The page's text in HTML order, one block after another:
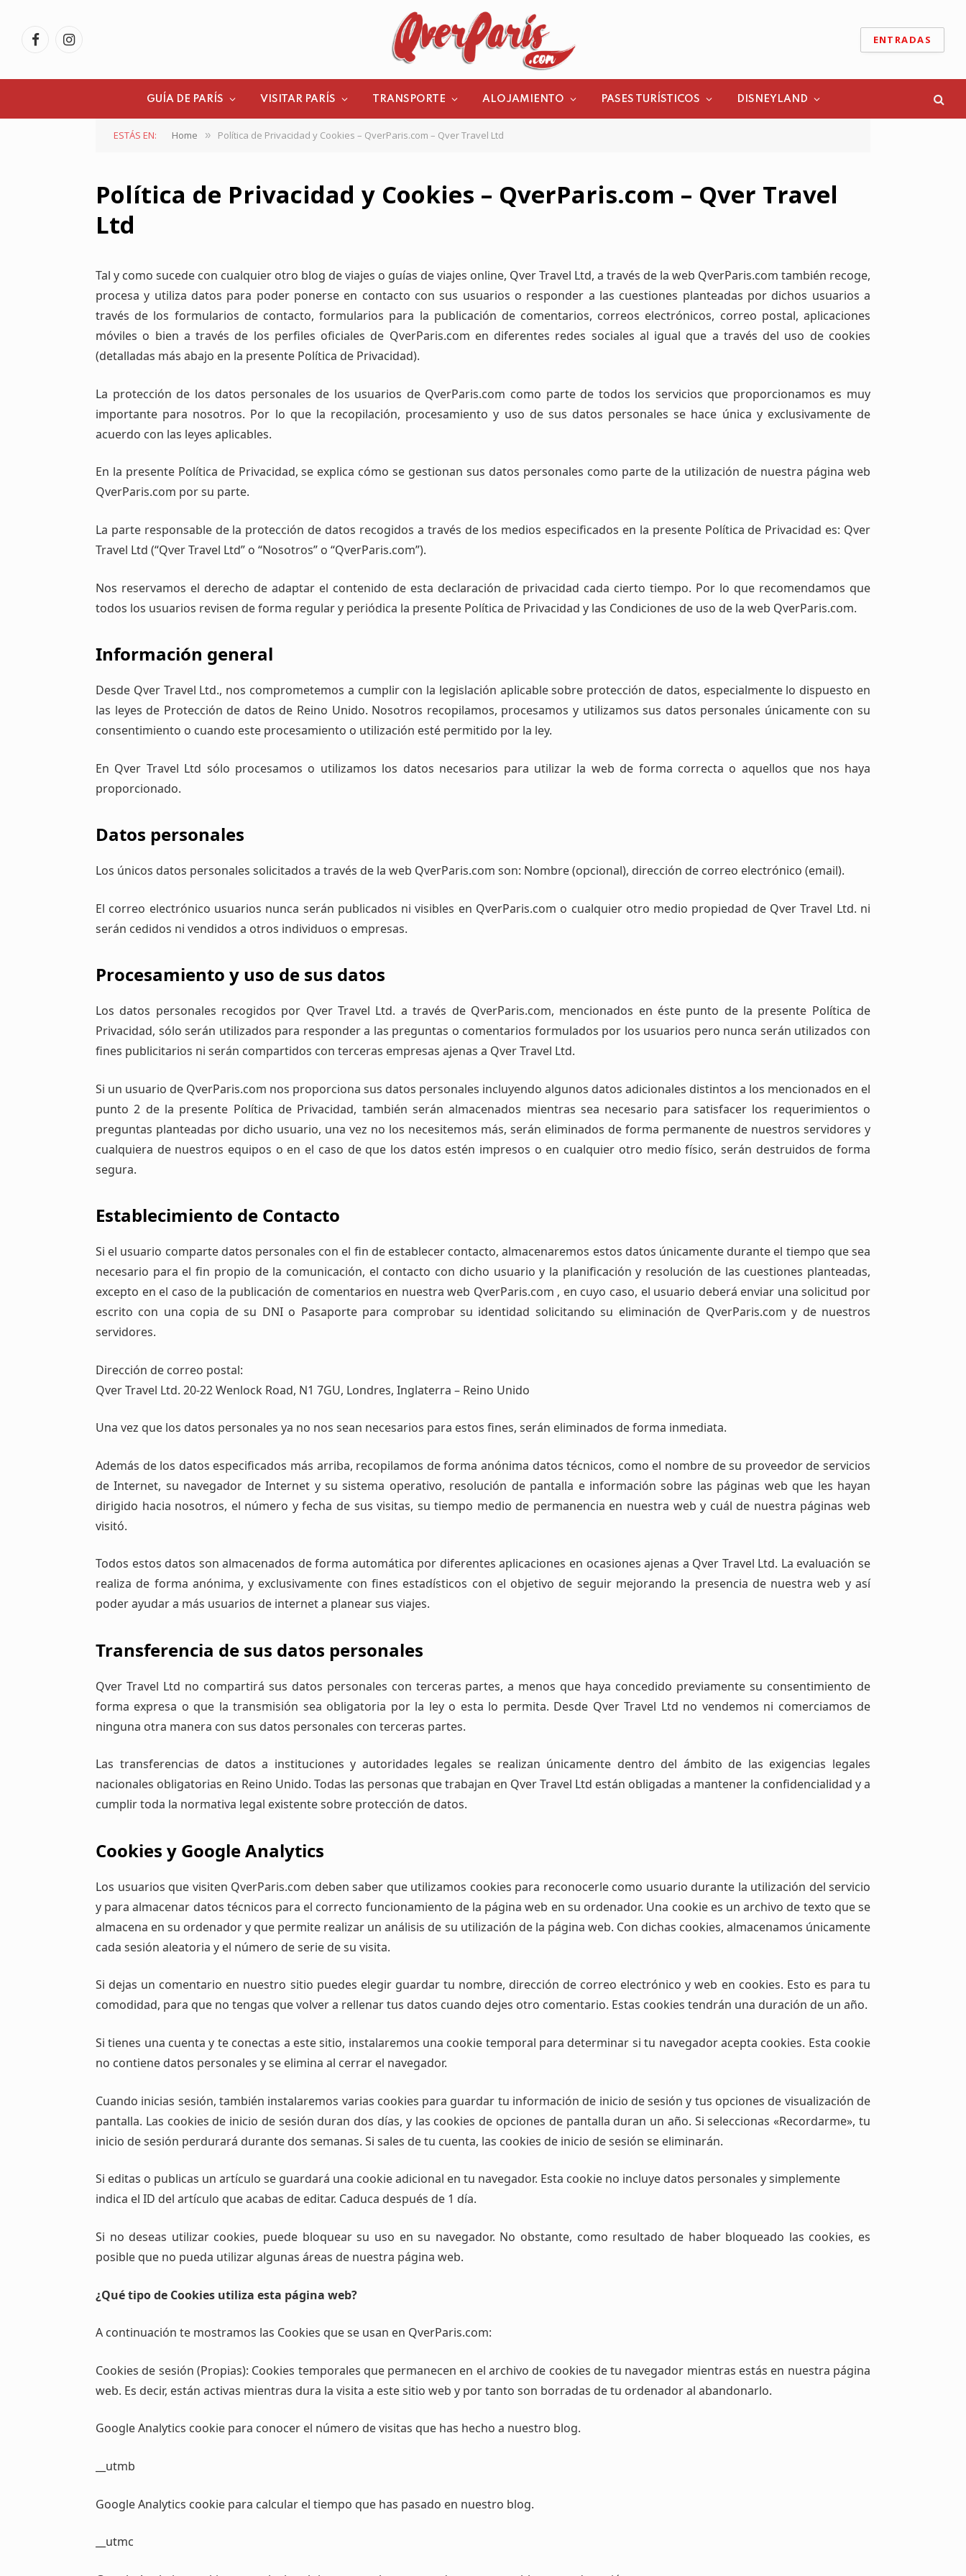
FacebookInstagram ENTRADAS
GUÍA DE PARÍS VISITAR PARÍS TRANSPORTE ALOJAMIENTO PASES TURÍSTICOS DISNEYLAND
ESTÁS EN: Home » Política de Privacidad y Cookies – QverParis.com – Qver Travel Ltd
Política de Privacidad y Cookies – QverParis.com – Qver Travel
Ltd
Tal y como sucede con cualquier otro blog de viajes o guías de viajes online, Qver Travel Ltd, a través de la web QverParis.com también recoge,
procesa y utiliza datos para poder ponerse en contacto con sus usuarios o responder a las cuestiones planteadas por dichos usuarios a
través de los formularios de contacto, formularios para la publicación de comentarios, correos electrónicos, correo postal, aplicaciones
móviles o bien a través de los perfiles oficiales de QverParis.com en diferentes redes sociales al igual que a través del uso de cookies
(detalladas más abajo en la presente Política de Privacidad).
La protección de los datos personales de los usuarios de QverParis.com como parte de todos los servicios que proporcionamos es muy
importante para nosotros. Por lo que la recopilación, procesamiento y uso de sus datos personales se hace única y exclusivamente de
acuerdo con las leyes aplicables.
En la presente Política de Privacidad, se explica cómo se gestionan sus datos personales como parte de la utilización de nuestra página web
QverParis.com por su parte.
La parte responsable de la protección de datos recogidos a través de los medios especificados en la presente Política de Privacidad es: Qver
Travel Ltd (“Qver Travel Ltd” o “Nosotros” o “QverParis.com”).
Nos reservamos el derecho de adaptar el contenido de esta declaración de privacidad cada cierto tiempo. Por lo que recomendamos que
todos los usuarios revisen de forma regular y periódica la presente Política de Privacidad y las Condiciones de uso de la web QverParis.com.
Información general
Desde Qver Travel Ltd., nos comprometemos a cumplir con la legislación aplicable sobre protección de datos, especialmente lo dispuesto en
las leyes de Protección de datos de Reino Unido. Nosotros recopilamos, procesamos y utilizamos sus datos personales únicamente con su
consentimiento o cuando este procesamiento o utilización esté permitido por la ley.
En Qver Travel Ltd sólo procesamos o utilizamos los datos necesarios para utilizar la web de forma correcta o aquellos que nos haya
proporcionado.
Datos personales
Los únicos datos personales solicitados a través de la web QverParis.com son: Nombre (opcional), dirección de correo electrónico (email).
El correo electrónico usuarios nunca serán publicados ni visibles en QverParis.com o cualquier otro medio propiedad de Qver Travel Ltd. ni
serán cedidos ni vendidos a otros individuos o empresas.
Procesamiento y uso de sus datos
Los datos personales recogidos por Qver Travel Ltd. a través de QverParis.com, mencionados en éste punto de la presente Política de
Privacidad, sólo serán utilizados para responder a las preguntas o comentarios formulados por los usuarios pero nunca serán utilizados con
fines publicitarios ni serán compartidos con terceras empresas ajenas a Qver Travel Ltd.
Si un usuario de QverParis.com nos proporciona sus datos personales incluyendo algunos datos adicionales distintos a los mencionados en el
punto 2 de la presente Política de Privacidad, también serán almacenados mientras sea necesario para satisfacer los requerimientos o
preguntas planteadas por dicho usuario, una vez no los necesitemos más, serán eliminados de forma permanente de nuestros servidores y
cualquiera de nuestros equipos o en el caso de que los datos estén impresos o en cualquier otro medio físico, serán destruidos de forma
segura.
Establecimiento de Contacto
Si el usuario comparte datos personales con el fin de establecer contacto, almacenaremos estos datos únicamente durante el tiempo que sea
necesario para el fin propio de la comunicación, el contacto con dicho usuario y la planificación y resolución de las cuestiones planteadas,
excepto en el caso de la publicación de comentarios en nuestra web QverParis.com , en cuyo caso, el usuario deberá enviar una solicitud por
escrito con una copia de su DNI o Pasaporte para comprobar su identidad solicitando su eliminación de QverParis.com y de nuestros
servidores.
Dirección de correo postal:
Qver Travel Ltd. 20-22 Wenlock Road, N1 7GU, Londres, Inglaterra – Reino Unido
Una vez que los datos personales ya no nos sean necesarios para estos fines, serán eliminados de forma inmediata.
Además de los datos especificados más arriba, recopilamos de forma anónima datos técnicos, como el nombre de su proveedor de servicios
de Internet, su navegador de Internet y su sistema operativo, resolución de pantalla e información sobre las páginas web que les hayan
dirigido hacia nosotros, el número y fecha de sus visitas, su tiempo medio de permanencia en nuestra web y cuál de nuestra páginas web
visitó.
Todos estos datos son almacenados de forma automática por diferentes aplicaciones en ocasiones ajenas a Qver Travel Ltd. La evaluación se
realiza de forma anónima, y exclusivamente con fines estadísticos con el objetivo de seguir mejorando la presencia de nuestra web y así
poder ayudar a más usuarios de internet a planear sus viajes.
Transferencia de sus datos personales
Qver Travel Ltd no compartirá sus datos personales con terceras partes, a menos que haya concedido previamente su consentimiento de
forma expresa o que la transmisión sea obligatoria por la ley o esta lo permita. Desde Qver Travel Ltd no vendemos ni comerciamos de
ninguna otra manera con sus datos personales con terceras partes.
Las transferencias de datos a instituciones y autoridades legales se realizan únicamente dentro del ámbito de las exigencias legales
nacionales obligatorias en Reino Unido. Todas las personas que trabajan en Qver Travel Ltd están obligadas a mantener la confidencialidad y a
cumplir toda la normativa legal existente sobre protección de datos.
Cookies y Google Analytics
Los usuarios que visiten QverParis.com deben saber que utilizamos cookies para reconocerle como usuario durante la utilización del servicio
y para almacenar datos técnicos para el correcto funcionamiento de la página web en su ordenador. Una cookie es un archivo de texto que se
almacena en su ordenador y que permite realizar un análisis de su utilización de la página web. Con dichas cookies, almacenamos únicamente
cada sesión aleatoria y el número de serie de su visita.
Si dejas un comentario en nuestro sitio puedes elegir guardar tu nombre, dirección de correo electrónico y web en cookies. Esto es para tu
comodidad, para que no tengas que volver a rellenar tus datos cuando dejes otro comentario. Estas cookies tendrán una duración de un año.
Si tienes una cuenta y te conectas a este sitio, instalaremos una cookie temporal para determinar si tu navegador acepta cookies. Esta cookie
no contiene datos personales y se elimina al cerrar el navegador.
Cuando inicias sesión, también instalaremos varias cookies para guardar tu información de inicio de sesión y tus opciones de visualización de
pantalla. Las cookies de inicio de sesión duran dos días, y las cookies de opciones de pantalla duran un año. Si seleccionas «Recordarme», tu
inicio de sesión perdurará durante dos semanas. Si sales de tu cuenta, las cookies de inicio de sesión se eliminarán.
Si editas o publicas un artículo se guardará una cookie adicional en tu navegador. Esta cookie no incluye datos personales y simplemente
indica el ID del artículo que acabas de editar. Caduca después de 1 día.
Si no deseas utilizar cookies, puede bloquear su uso en su navegador. No obstante, como resultado de haber bloqueado las cookies, es
posible que no pueda utilizar algunas áreas de nuestra página web.
¿Qué tipo de Cookies utiliza esta página web?
A continuación te mostramos las Cookies que se usan en QverParis.com:
Cookies de sesión (Propias): Cookies temporales que permanecen en el archivo de cookies de tu navegador mientras estás en nuestra página
web. Es decir, están activas mientras dura la visita a este sitio web y por tanto son borradas de tu ordenador al abandonarlo.
Google Analytics cookie para conocer el número de visitas que has hecho a nuestro blog.
__utmb
Google Analytics cookie para calcular el tiempo que has pasado en nuestro blog.
__utmc